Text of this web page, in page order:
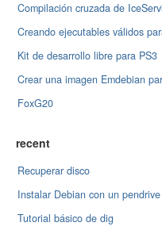
Compilación cruzada de
Creando ejecutables válidos
Kit de desarrollo libre para PS3
Crear una imagen Emdebian
FoxG20
recent
Recuperar disco
Instalar Debian con un
Tutorial básico de dig